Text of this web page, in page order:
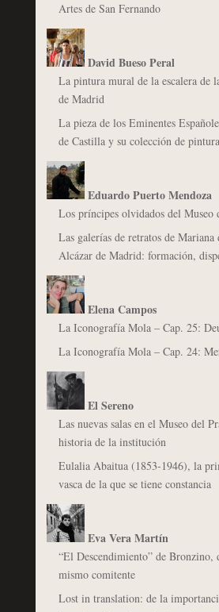
Artes de San Fernando
David Bueso Peral
La pintura mural de la escalera de
de Madrid
La pieza de los Eminentes
de Castilla y su colección de
Eduardo Puerto Mendoza
Los príncipes olvidados del Museo
Las galerías de retratos de Mariana
Alcázar de Madrid: formación,
Elena Campos
La Iconografía Mola – Cap. 25:
La Iconografía Mola – Cap. 24:
El Sereno
Las nuevas salas en el Museo del
historia de la institución
Eulalia Abaitua (1853-1946), la
vasca de la que se tiene constancia
Eva Vera Martín
“El Descendimiento” de Bronzino,
mismo comitente
Lost in translation: de la